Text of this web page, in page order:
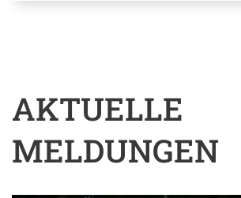
AKTUELLE
MELDUNGEN